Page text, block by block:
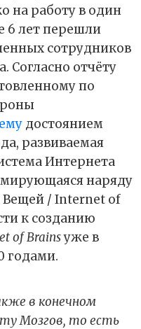
на работу в один
6 лет перешли
сотрудников
Согласно отчёту
по
достоянием
развиваемая
Интернета
наряду
Вещей / Internet of
к созданию
of Brainsуже в
годами.
в конечном
Мозгов, то есть